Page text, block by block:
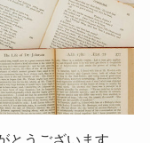
うございます。